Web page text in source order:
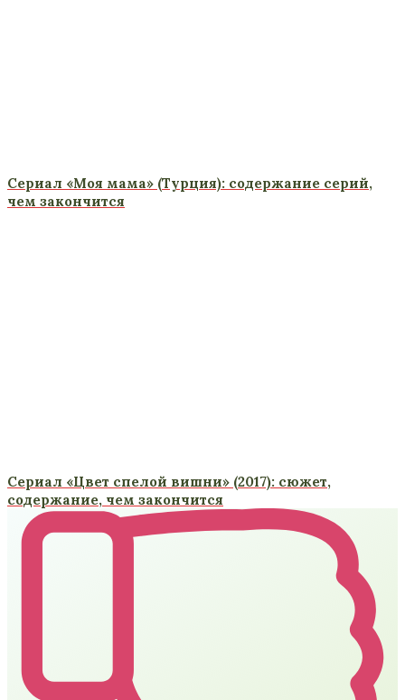
Сериал «Моя мама» (Турция): содержание серий,
чем закончится
Сериал «Цвет спелой вишни» (2017): сюжет,
содержание, чем закончится